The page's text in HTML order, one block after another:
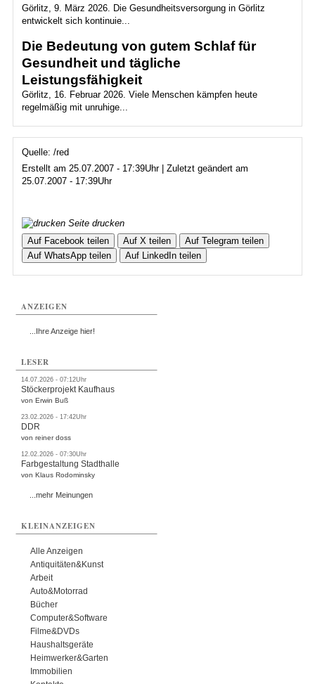
Görlitz, 9. März 2026. Die Gesundheitsversorgung in Görlitz
entwickelt sich kontinuie...
Die Bedeutung von gutem Schlaf für
Gesundheit und tägliche
Leistungsfähigkeit
Görlitz, 16. Februar 2026. Viele Menschen kämpfen heute
regelmäßig mit unruhige...
Quelle: /red
Erstellt am 25.07.2007 - 17:39Uhr | Zuletzt geändert am
25.07.2007 - 17:39Uhr
Seite drucken
Auf Facebook teilen
Auf X teilen
Auf Telegram teilen
Auf WhatsApp teilen
Auf LinkedIn teilen
ANZEIGEN
...Ihre Anzeige hier!
LESER
14.07.2026 - 07:12Uhr
Stöckerprojekt Kaufhaus
von Erwin Buß
23.02.2026 - 17:42Uhr
DDR
von reiner doss
12.02.2026 - 07:30Uhr
Farbgestaltung Stadthalle
von Klaus Rodominsky
...mehr Meinungen
KLEINANZEIGEN
Alle Anzeigen
Antiquitäten&Kunst
Arbeit
Auto&Motorrad
Bücher
Computer&Software
Filme&DVDs
Haushaltsgeräte
Heimwerker&Garten
Immobilien